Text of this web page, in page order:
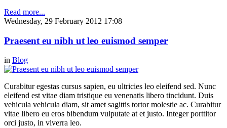
Read more...
Wednesday, 29 February 2012 17:08
Praesent eu nibh ut leo euismod semper
in Blog
Curabitur egestas cursus sapien, eu ultricies leo eleifend sed. Nunc
eleifend est vitae diam tristique eu venenatis libero tincidunt. Duis
vehicula vehicula diam, sit amet sagittis tortor molestie ac. Curabitur
vitae libero eu eros bibendum vulputate at et justo. Integer porttitor
orci justo, in viverra leo.